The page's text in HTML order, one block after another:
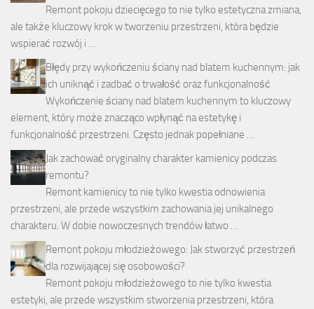
Remont pokoju dziecięcego to nie tylko estetyczna zmiana,
ale także kluczowy krok w tworzeniu przestrzeni, która będzie
wspierać rozwój i …
Błędy przy wykończeniu ściany nad blatem kuchennym: jak
ich uniknąć i zadbać o trwałość oraz funkcjonalność
Wykończenie ściany nad blatem kuchennym to kluczowy
element, który może znacząco wpłynąć na estetykę i
funkcjonalność przestrzeni. Często jednak popełniane …
Jak zachować oryginalny charakter kamienicy podczas
remontu?
Remont kamienicy to nie tylko kwestia odnowienia
przestrzeni, ale przede wszystkim zachowania jej unikalnego
charakteru. W dobie nowoczesnych trendów łatwo …
Remont pokoju młodzieżowego: Jak stworzyć przestrzeń
dla rozwijającej się osobowości?
Remont pokoju młodzieżowego to nie tylko kwestia
estetyki, ale przede wszystkim stworzenia przestrzeni, która